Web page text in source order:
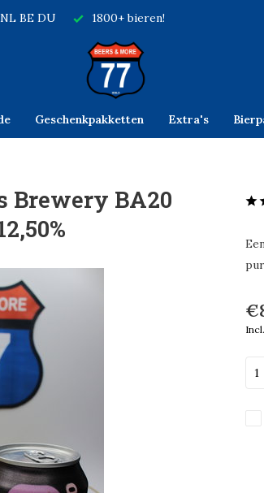
BE DU 1800+ bieren!
Geschenkpakketten Extra's
Brewery BA20